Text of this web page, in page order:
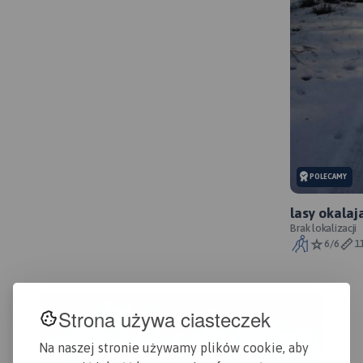
Strona używa ciasteczek
Na naszej stronie używamy plików cookie, aby
POLECAMY
lasy
Brak lokalizacji
6/6